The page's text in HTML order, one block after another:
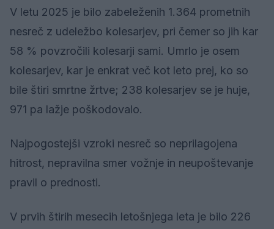
V letu 2025 je bilo zabeleženih 1.364 prometnih
nesreč z udeležbo kolesarjev, pri čemer so jih kar
58 % povzročili kolesarji sami. Umrlo je osem
kolesarjev, kar je enkrat več kot leto prej, ko so
bile štiri smrtne žrtve; 238 kolesarjev se je huje,
971 pa lažje poškodovalo.
Najpogostejši vzroki nesreč so neprilagojena
hitrost, nepravilna smer vožnje in neupoštevanje
pravil o prednosti.
V prvih štirih mesecih letošnjega leta je bilo 226